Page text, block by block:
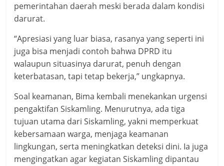
pemerintahan daerah meski berada dalam kondisi
darurat.
“Apresiasi yang luar biasa, rasanya yang seperti ini
juga bisa menjadi contoh bahwa DPRD itu
walaupun situasinya darurat, penuh dengan
keterbatasan, tapi tetap bekerja,” ungkapnya.
Soal keamanan, Bima kembali menekankan urgensi
pengaktifan Siskamling. Menurutnya, ada tiga
tujuan utama dari Siskamling, yakni memperkuat
kebersamaan warga, menjaga keamanan
lingkungan, serta meningkatkan deteksi dini. Ia juga
mengingatkan agar kegiatan Siskamling dipantau